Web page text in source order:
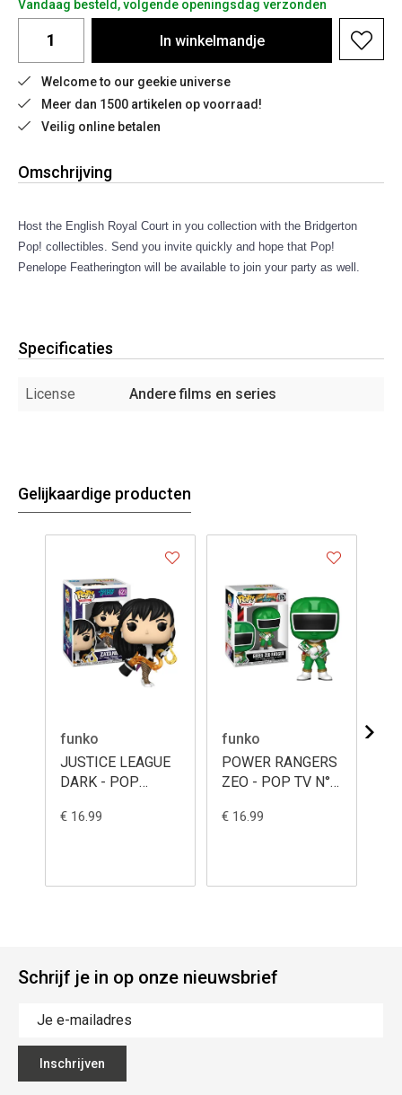
Vandaag besteld, volgende openingsdag verzonden
In winkelmandje
Welcome to our geekie universe
Meer dan 1500 artikelen op voorraad!
Veilig online betalen
Omschrijving
Host the English Royal Court in you collection with the Bridgerton
Pop! collectibles. Send you invite quickly and hope that Pop!
Penelope Featherington will be available to join your party as well.
Specificaties
License Andere films en series
Gelijkaardige producten
funko
JUSTICE LEAGUE
DARK - POP
Zatanna
€ 16.99
funko
POWER RANGERS
ZEO - POP TV N°
Green
€ 16.99
Schrijf je in op onze nieuwsbrief
Inschrijven